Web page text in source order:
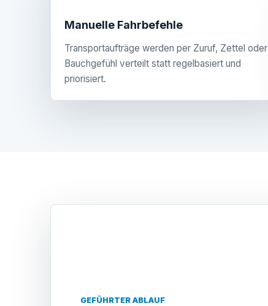
Manuelle Fahrbefehle
Transportaufträge werden per Zuruf, Zettel oder
Bauchgefühl verteilt statt regelbasiert und
priorisiert.
GEFÜHRTER ABLAUF